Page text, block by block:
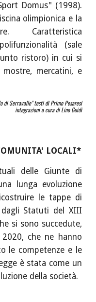
Domus" (1998).
olimpionica e la
Caratteristica
(sale
ristoro) in cui si
mostre, mercatini, e
di Serravalle" testi di Primo Pesaresi
integrazioni a cura di Lino Guidi
LOCALI*
delle Giunte di
lunga evoluzione
le tappe di
Statuti del XIII
si sono succedute,
che ne hanno
le competenze e le
è stata come un
della società.